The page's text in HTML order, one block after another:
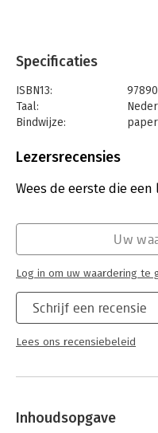
Specificaties
ISBN13:
Taal:
Bindwijze:
Uitgever:
Verschijningsdatum:
12-
Lezersrecensies
Wees de eerste die
Schrijf een recensie
Lees ons recensiebeleid
Uw
Log in om uw waardering te
Inhoudsopgave